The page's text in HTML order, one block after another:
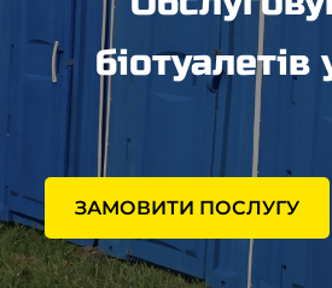
біотуалетів
ЗАМОВИТИ ПОСЛУГУ